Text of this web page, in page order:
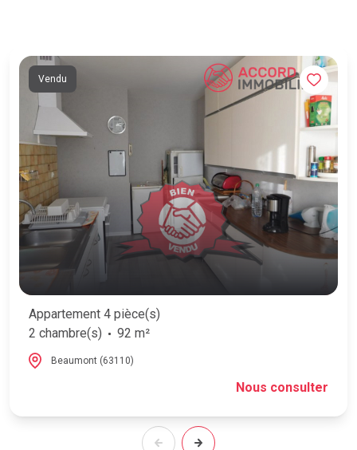
Vendu
Appartement 4 pièce(s)
2 chambre(s)
92 m²
Beaumont (63110)
Nous consulter